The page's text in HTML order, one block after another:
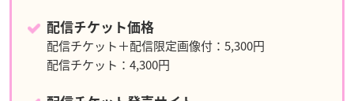
配信チケット価格
配信チケット＋配信限定画像付：5,300円
配信チケット：4,300円